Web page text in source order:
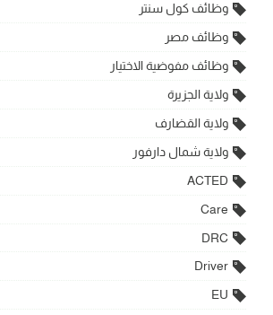
وظائف كول سنتر
وظائف مصر
وظائف مفوضية الاختيار
ولاية الجزيرة
ولاية القضارف
ولاية شمال دارفور
ACTED
Care
DRC
Driver
EU